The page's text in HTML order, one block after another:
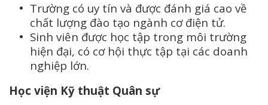
Trường có uy tín và được đánh giá cao về
chất lượng đào tạo ngành cơ điện tử.
Sinh viên được học tập trong môi trường
hiện đại, có cơ hội thực tập tại các doanh
nghiệp lớn.
Học viện Kỹ thuật Quân sự